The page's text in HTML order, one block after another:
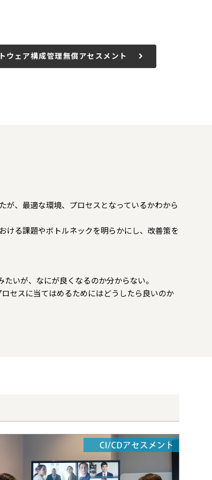
ウェア構成管理無償アセスメント
が、最適な環境、プロセスとなっているかわから
ける課題やボトルネックを明らかにし、改善策を
たいが、なにが良くなるのか分からない。
セスに当てはめるためにはどうしたら良いのか